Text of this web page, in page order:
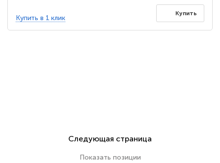
Купить в 1 клик
Купить
Следующая страница
Показать позиции